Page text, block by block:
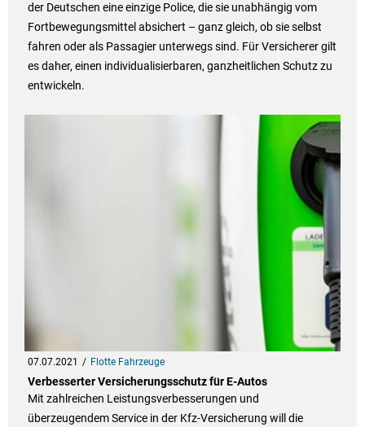
der Deutschen eine einzige Police, die sie unabhängig vom
Fortbewegungsmittel absichert – ganz gleich, ob sie selbst
fahren oder als Passagier unterwegs sind. Für Versicherer gilt
es daher, einen individualisierbaren, ganzheitlichen Schutz zu
entwickeln.
07.07.2021 Flotte Fahrzeuge
Verbesserter Versicherungsschutz für E-Autos
Mit zahlreichen Leistungsverbesserungen und
überzeugendem Service in der Kfz-Versicherung will die